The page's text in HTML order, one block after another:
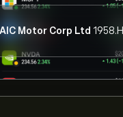
Motor Corp Ltd